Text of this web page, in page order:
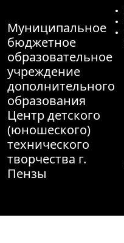
Муниципальное
бюджетное
образовательное
учреждение
дополнительного
образования
Центр детского
(юношеского)
технического
творчества г.
Пензы